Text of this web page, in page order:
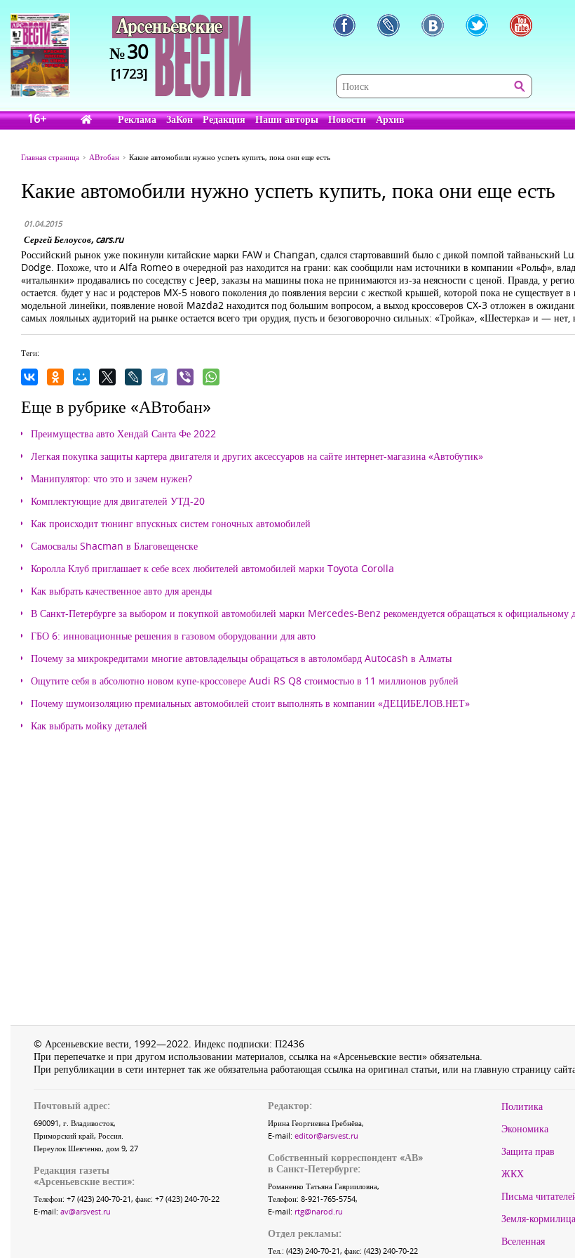
№30
[1723]
16+ Реклама ЗаКон Редакция Наши авторы Новости Архив
Главная страница АВтобан Какие автомобили нужно успеть купить, пока они еще есть
Какие автомобили нужно успеть купить, пока они еще есть
01.04.2015
Сергей Белоусов, cars.ru
Российский рынок уже покинули китайские марки FAW и Changan, сдался стартовавший было с дикой помпой тайваньский
Dodge. Похоже, что и Alfa Romeo в очередной раз находится на грани: как сообщили нам источники в компании «Рольф»,
«итальянки» продавались по соседству с Jeep, заказы на машины пока не принимаются из-за неясности с ценой. Правда, у
остается. будет у нас и родстеров MX-5 нового поколения до появления версии с жесткой крышей, которой пока не
модельной линейки, появление новой Mazda2 находится под большим вопросом, а выход кроссоверов CX-3 отложен в
самых лояльных аудиторий на рынке остается всего три орудия, пусть и безоговорочно сильных: «Тройка», «Шестерка» и — нет,
Теги:
Еще в рубрике «АВтобан»
Преимущества авто Хендай Санта Фе 2022
Легкая покупка защиты картера двигателя и других аксессуаров на сайте интернет-магазина «Автобутик»
Манипулятор: что это и зачем нужен?
Комплектующие для двигателей УТД-20
Как происходит тюнинг впускных систем гоночных автомобилей
Самосвалы Shacman в Благовещенске
Королла Клуб приглашает к себе всех любителей автомобилей марки Toyota Corolla
Как выбрать качественное авто для аренды
В Санкт-Петербурге за выбором и покупкой автомобилей марки Mercedes-Benz рекомендуется обращаться к
ГБО 6: инновационные решения в газовом оборудовании для авто
Почему за микрокредитами многие автовладельцы обращаться в автоломбард Autocash в Алматы
Ощутите себя в абсолютно новом купе-кроссовере Audi RS Q8 стоимостью в 11 миллионов рублей
Почему шумоизоляцию премиальных автомобилей стоит выполнять в компании «ДЕЦИБЕЛОВ.НЕТ»
Как выбрать мойку деталей
© Арсеньевские вести, 1992—2022. Индекс подписки: П2436
При перепечатке и при другом использовании материалов, ссылка на «Арсеньевские вести» обязательна.
При републикации в сети интернет так же обязательна работающая ссылка на оригинал статьи, или на главную страницу
Почтовый адрес:
690091, г. Владивосток,
Приморский край, Россия.
Переулок Шевченко, дом 9, 27
Редакция газеты
«Арсеньевские вести»:
Телефон: +7 (423) 240-70-21, факс: +7 (423) 240-70-22
E-mail: av@arsvest.ru
Редактор:
Ирина Георгиевна Гребнёва,
E-mail: editor@arsvest.ru
Собственный корреспондент «АВ»
в Санкт-Петербурге:
Романенко Татьяна Гаврииловна,
Телефон: 8-921-765-5754,
E-mail: rtg@narod.ru
Отдел рекламы:
Тел.: (423) 240-70-21, факс: (423) 240-70-22
Политика
Экономика
Защита прав
ЖКХ
Письма
Земля-кормилица
Вселенная